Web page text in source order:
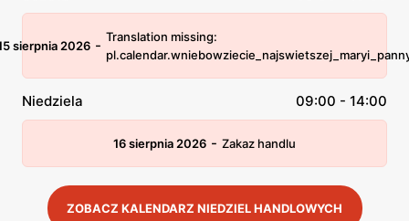
sierpnia 2026 - Translation missing:
Niedziela 09:00 - 14:00
16 sierpnia 2026 - Zakaz handlu
ZOBACZ KALENDARZ NIEDZIEL HANDLOWYCH